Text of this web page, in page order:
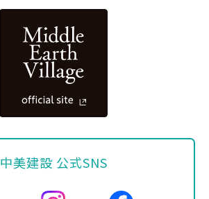
中美建設 公式SNS